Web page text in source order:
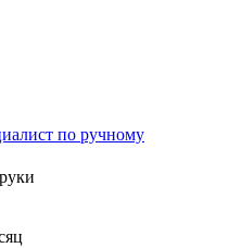
по ручному